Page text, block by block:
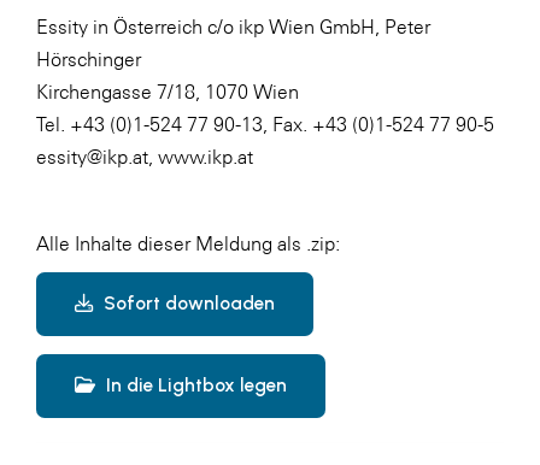
Essity in Österreich c/o ikp Wien GmbH, Peter
Hörschinger
Kirchengasse 7/18, 1070 Wien
Tel. +43 (0)1-524 77 90-13, Fax. +43 (0)1-524 77 90-5
essity@ikp.at , www.ikp.at
Alle Inhalte dieser Meldung als .zip:
Sofort downloaden
In die Lightbox legen